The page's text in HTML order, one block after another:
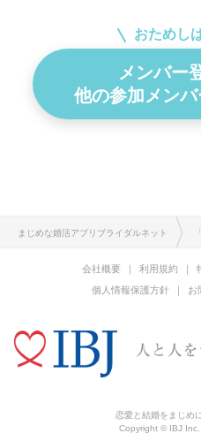
おためし
メンバー
他の参加メンバ
まじめな婚活アプリブライダルネット
会社概要 利用規約
個人情報保護方針
お
恋愛と結婚をまじめ
Copyright © IBJ Inc.